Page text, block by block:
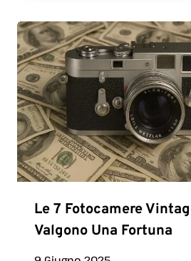
Le 7 Fotocamere
Valgono Una Fortuna